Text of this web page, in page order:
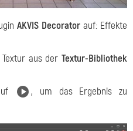
AKVIS Decorator auf: Effekte
aus der Textur-Bibliothek
, um das Ergebnis zu